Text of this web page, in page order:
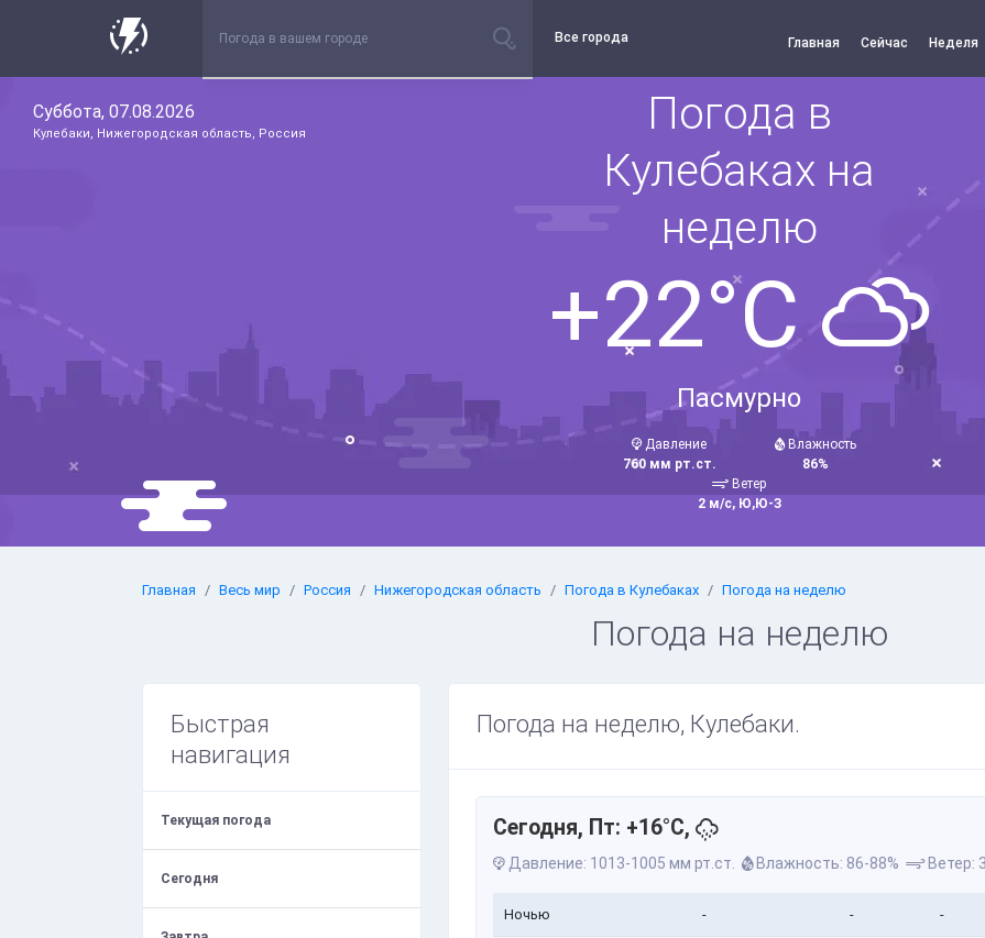
Все города Главная Сейчас Неделя
Суббота, 07.08.2026
Кулебаки, Нижегородская область, Россия
Погода в
Кулебаках на
неделю
+22°C
Пасмурно
Давление
760 мм рт.ст.
Влажность
86%
Ветер
2 м/с, Ю,Ю-З
Главная Весь мир Россия Нижегородская область Погода в Кулебаках Погода на неделю
Погода на неделю
Быстрая
навигация
Текущая погода
Сегодня
Погода на неделю, Кулебаки.
Сегодня, Пт: +16°C,
Давление: 1013-1005 мм рт.ст. Влажность: 86-88% Ветер:
Ночью - - -